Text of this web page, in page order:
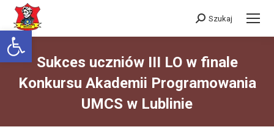
Otwórz pasek narzędzi
Szukaj:
Szukaj
Sukces uczniów III LO w finale
Konkursu Akademii Programowania
UMCS w Lublinie